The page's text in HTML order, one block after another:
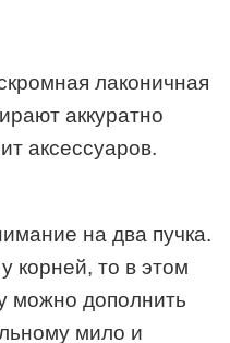
лаконичная
аккуратно
аксессуаров.
на два пучка.
корней, то в этом
можно дополнить
мило и